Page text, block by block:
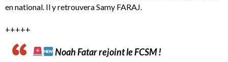
en national. Il y retrouvera Samy FARAJ.
+++++
Noah Fatar rejoint le FCSM !